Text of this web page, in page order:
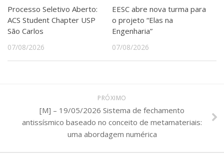
Jornal da USP
Agenda de Eventos
Defesa de Teses
Processo Seletivo Aberto:
ACS Student Chapter USP
São Carlos
07/08/2026
EESC abre nova turma para
o projeto “Elas na
Engenharia”
07/08/2026
PRÓXIMO
[M] – 19/05/2026 Sistema de fechamento
antissísmico baseado no conceito de metamateriais:
uma abordagem numérica